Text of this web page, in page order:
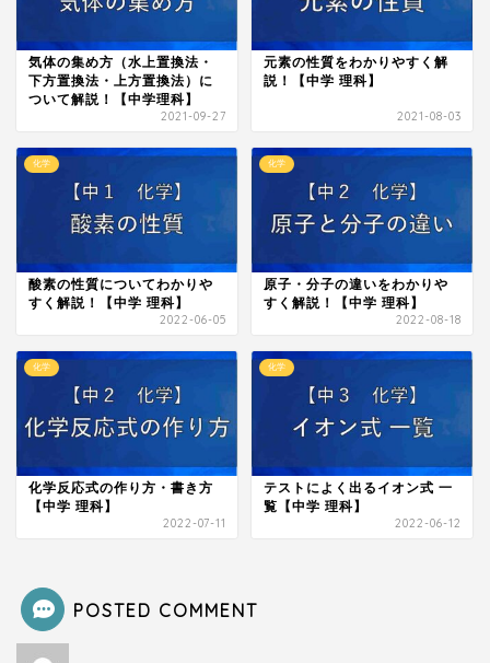
気体の集め方（水上置換法・
下方置換法・上方置換法）に
ついて解説！【中学理科】
2021-09-27
元素の性質をわかりやすく解
説！【中学 理科】
2021-08-03
化学
酸素の性質についてわかりや
すく解説！【中学 理科】
2022-06-05
化学
原子・分子の違いをわかりや
すく解説！【中学 理科】
2022-08-18
化学
化学反応式の作り方・書き方
【中学 理科】
2022-07-11
化学
テストによく出るイオン式 一
覧【中学 理科】
2022-06-12
POSTED COMMENT